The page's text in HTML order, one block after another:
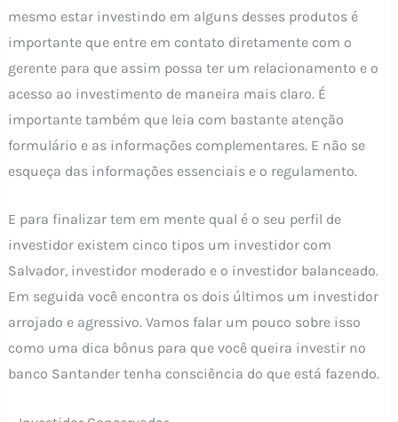
mesmo estar investindo em alguns desses produtos é
importante que entre em contato diretamente com o
gerente para que assim possa ter um relacionamento e o
acesso ao investimento de maneira mais claro. É
importante também que leia com bastante atenção
formulário e as informações complementares. E não se
esqueça das informações essenciais e o regulamento.
E para finalizar tem em mente qual é o seu perfil de
investidor existem cinco tipos um investidor com
Salvador, investidor moderado e o investidor balanceado.
Em seguida você encontra os dois últimos um investidor
arrojado e agressivo. Vamos falar um pouco sobre isso
como uma dica bônus para que você queira investir no
banco Santander tenha consciência do que está fazendo.